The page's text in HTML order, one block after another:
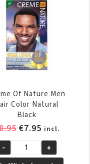
Rich
Black
aantal
Of Nature Men
Color Natural
Black
Oorspronkelijke
was:
€7.95Huidige
prijs
is:
incl.
- +